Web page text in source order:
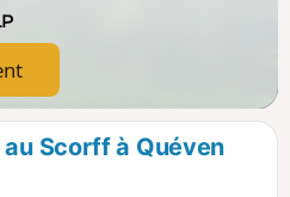
Scorff à Quéven